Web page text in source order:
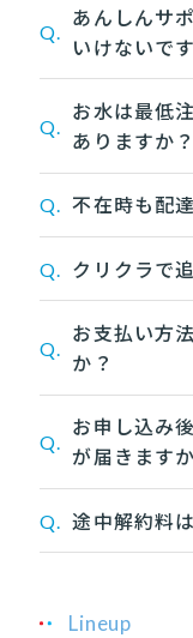
Q.
あんしんサ
いけないで
Q.
お水は最低
ありますか？
Q. 不在時も配
Q. クリクラで
Q.
お支払い方
か？
Q.
お申し込み
が届きます
Q. 途中解約料
Lineup